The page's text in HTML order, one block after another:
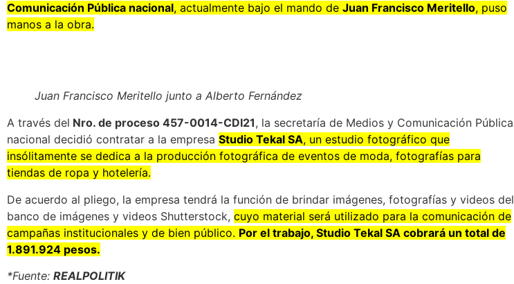
Comunicación Pública nacional, actualmente bajo el mando de Juan Francisco Meritello, puso
manos a la obra.
Juan Francisco Meritello junto a Alberto Fernández
A través del Nro. de proceso 457-0014-CDI21, la secretaría de Medios y Comunicación Pública
nacional decidió contratar a la empresa Studio Tekal SA, un estudio fotográfico que
insólitamente se dedica a la producción fotográfica de eventos de moda, fotografías para
tiendas de ropa y hotelería.
De acuerdo al pliego, la empresa tendrá la función de brindar imágenes, fotografías y videos del
banco de imágenes y videos Shutterstock, cuyo material será utilizado para la comunicación de
campañas institucionales y de bien público. Por el trabajo, Studio Tekal SA cobrará un total de
1.891.924 pesos.
*Fuente: REALPOLITIK